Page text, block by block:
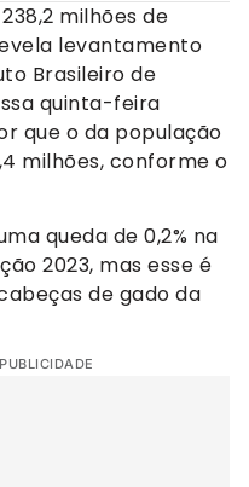
milhões de
levantamento
Brasileiro de
quinta-feira
que o da população
milhões, conforme o
queda de 0,2% na
2023, mas esse é
de gado da